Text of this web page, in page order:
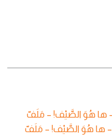
طربوش / روضة 1 – ها هُوَ الصَّيْف! – مَلَفّ